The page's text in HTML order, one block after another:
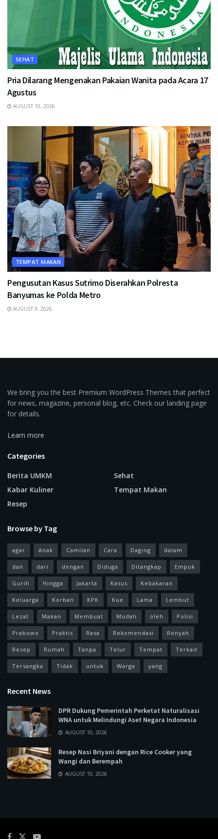
SEHAT
Pria Dilarang Mengenakan Pakaian Wanita pada Acara 17
Agustus
AUGUST 10, 2026
TEMPAT MAKAN
Pengusutan Kasus Sutrimo Diserahkan Polresta
Banyumas ke Polda Metro
AUGUST 9, 2026
We bring you the best Premium WordPress Themes that perfect
for news, magazine, personal blog, etc. Check our landing page
for details.
Learn more
Categories
Berita UMKM
Kabar Kuliner
Resep
Sehat
Tempat Makan
Browse by Tag
agar Anak Camilan Cara Daging dalam
dan dari dengan Diduga Ditangkap Empuk
Gurih Hingga Jakarta Kasus Kebakaran
Keluarga Korban KPK Kue Lama Lembut
Lezat Makan Membuat Mudah oleh Polisi
Prabowo Praktis Rasa Rekomendasi Renyah
Resep Rumah Tanpa Telur Tempat Terkait
Tersangka Tidak untuk Warga yang
Recent News
DPR Dukung Pemerintah Perketat Naturalisasi
WNA untuk Melindungi Aset Negara Indonesia
AUGUST 10, 2026
Resep Nasi Briyani dengan Rice Cooker yang
Wangi dan Berempah
AUGUST 10, 2026